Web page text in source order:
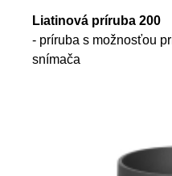
Liatinová príruba 200
- príruba s možnosťou
snímača